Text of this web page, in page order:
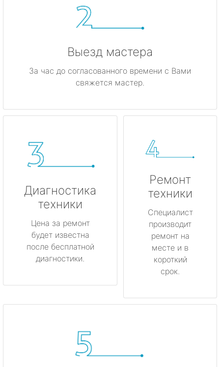
Выезд мастера
За час до согласованного времени с Вами
свяжется мастер.
Диагностика
техники
Цена за ремонт
будет известна
после бесплатной
диагностики.
Ремонт
техники
Специалист
производит
ремонт на
месте и в
короткий
срок.